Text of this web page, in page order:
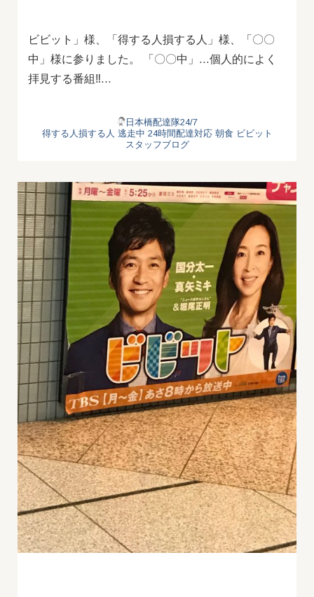
ビビット」様、「得する人損する人」様、「〇〇
中」様に参りました。 「〇〇中」…個人的によく
拝見する番組‼…
日本橋配達隊24/7
得する人損する人 逃走中 24時間配達対応 朝食 ビビット
スタッフブログ